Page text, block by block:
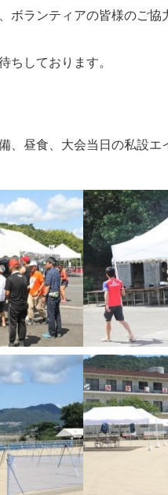
ボランティアの皆様のご
ちしております。
、昼食、大会当日の私設エ